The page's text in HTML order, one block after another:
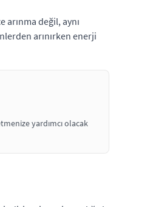
değil, aynı
arınırken enerji
yardımcı olacak